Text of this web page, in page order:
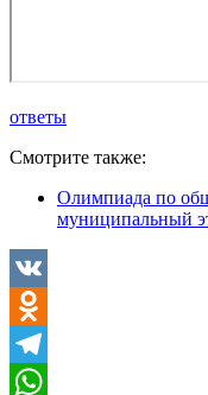
ответы
Смотрите также:
Олимпиада по
муниципальный
VK
Odnoklassniki
Telegram